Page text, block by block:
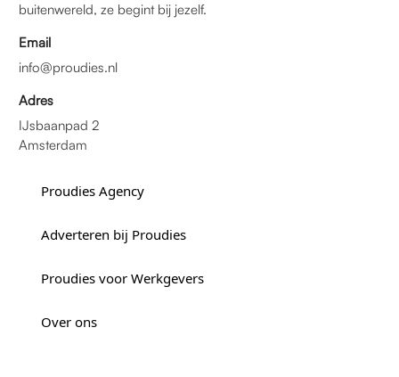
buitenwereld, ze begint bij jezelf.
Email
info@proudies.nl
Adres
IJsbaanpad 2
Amsterdam
Proudies Agency
Adverteren bij Proudies
Proudies voor Werkgevers
Over ons